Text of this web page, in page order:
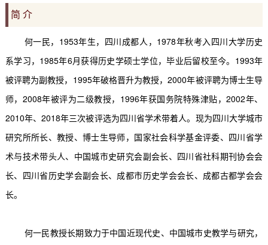
简 介
何一民， 1953年生，四川成都人， 1978年秋考入四川大学历史
系学习， 1985年6月获得历史学硕士学位，毕业后留校至今。 1993年
被评聘为副教授， 1995年破格晋升为教授，2000年被评聘为博士生导
师， 2008年被评为二级教授， 1996年获国务院特殊津贴，2002年、
2010年、2018年三次被评选为四川省学术带着人。现为四川大学城市
研究所所长、教授、博士生导师，国家社会科学基金评委、四川省学
术与技术带头人、中国城市史研究会副会长、四川省社科期刊协会会
长、四川省历史学会副会长、成都市历史学会会长、成都古都学会会
长。
何一民教授长期致力于中国近现代史、中国城市史教学与研究，